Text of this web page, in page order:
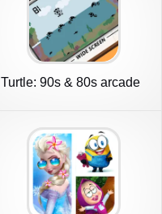
Turtle: 90s & 80s arcade